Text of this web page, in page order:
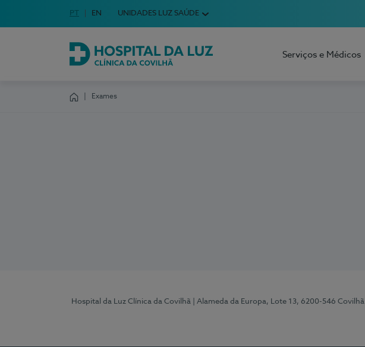
Escolha o seu idioma
Idioma em Português
PT English Language
EN UNIDADES LUZ SAÚDE
Hospital da Luz Clínica da Covilhã
Serviços e Médicos
Exames
Hospital da Luz Clínica da Covilhã | Alameda da Europa, Lote 13, 6200-546 Covilhã